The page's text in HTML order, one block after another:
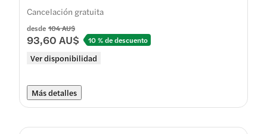
desde 104 AU$
93,60 AU$ 10 % de descuento
Ver disponibilidad
Cancelación gratuita
Más detalles